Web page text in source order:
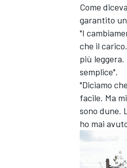
Come
garantito
"I
che il
più
semplice".
"Diciamo
facile. Ma
sono dune.
ho mai